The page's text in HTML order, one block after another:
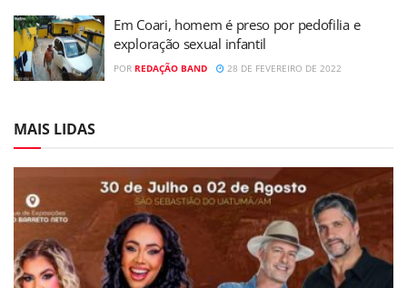
Em Coari, homem é preso por pedofilia e
exploração sexual infantil
POR REDAÇÃO BAND 28 DE FEVEREIRO DE 2022
MAIS LIDAS